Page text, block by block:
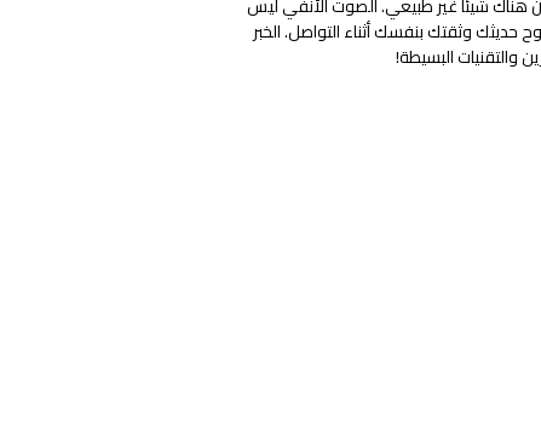
وثقتك بنفسك أثناء التواصل. الخبر
والتقنيات البسيطة!